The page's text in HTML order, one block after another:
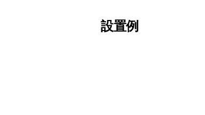
設置例